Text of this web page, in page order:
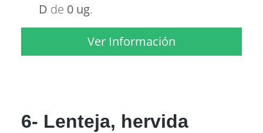
D de 0 ug.
Ver Información
6- Lenteja, hervida